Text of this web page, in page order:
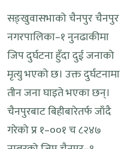
सङ्खुवासभाको चैनपुर चैनपुर
नगरपालिका–१ नुनढाकीमा
जिप दुर्घटना हुँदा दुई जनाको
मृत्यु भएको छ। उक्त दुर्घटनामा
तीन जना घाइते भएका छन्।
चैनपुरबाट बिहीबारेतर्फ जाँदै
गरेको प्र १–००१ च ८२४७